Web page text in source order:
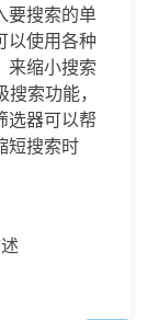
要搜索的单
以使用各种
来缩小搜索
索功能，
选器可以帮
短搜索时